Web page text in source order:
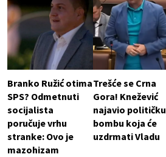
Branko Ružić otima
SPS? Odmetnuti
socijalista
poručuje vrhu
stranke: Ovo je
mazohizam
Trešće se Crna
Gora! Knežević
najavio političku
bombu koja će
uzdrmati Vladu